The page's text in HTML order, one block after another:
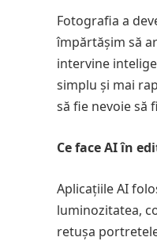
Fotografia a
împărtășim să
intervine
simplu și mai
să fie nevoie să
Ce face AI în
Aplicațiile AI
luminozitatea,
retușa